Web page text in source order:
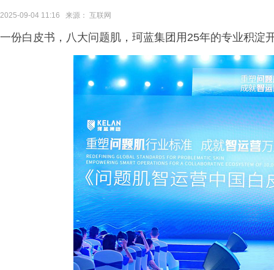
2025-09-04 11:16 来源： 互联网
一份白皮书，八大问题肌，珂蓝集团用25年的专业积淀